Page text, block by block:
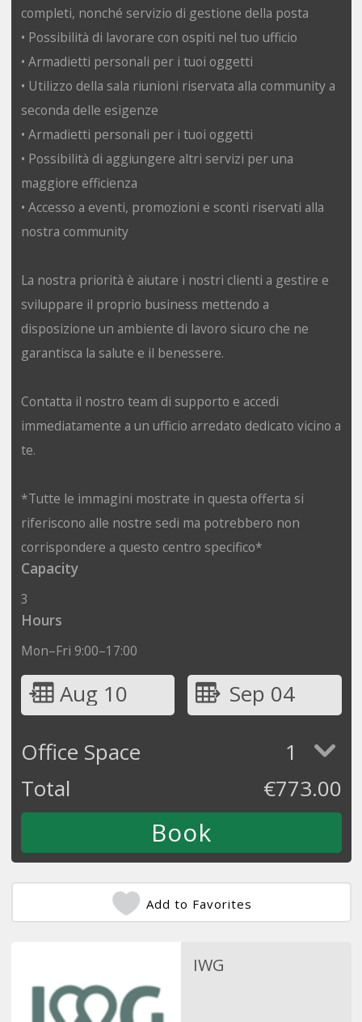
completi, nonché servizio di gestione della posta
• Possibilità di lavorare con ospiti nel tuo ufficio
• Armadietti personali per i tuoi oggetti
• Utilizzo della sala riunioni riservata alla community a
seconda delle esigenze
• Armadietti personali per i tuoi oggetti
• Possibilità di aggiungere altri servizi per una
maggiore efficienza
• Accesso a eventi, promozioni e sconti riservati alla
nostra community
La nostra priorità è aiutare i nostri clienti a gestire e
sviluppare il proprio business mettendo a
disposizione un ambiente di lavoro sicuro che ne
garantisca la salute e il benessere.
Contatta il nostro team di supporto e accedi
immediatamente a un ufficio arredato dedicato vicino a
te.
*Tutte le immagini mostrate in questa offerta si
riferiscono alle nostre sedi ma potrebbero non
corrispondere a questo centro specifico*
Capacity
3
Hours
Mon–Fri 9:00–17:00
Aug 10
Sep 04
Office Space
1
Total
€773.00
Add to Favorites
IWG